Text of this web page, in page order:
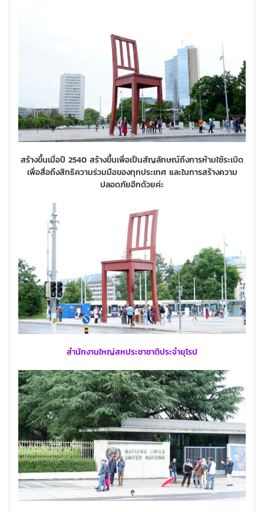
สร้างขึ้นเมื่อปี 2540 สร้างขึ้นเพื่อเป็นสัญลักษณ์ถึงการห้ามใช้ระเบิด
เพื่อสื่อถึงสิทธิความร่วมมือของทุกประเทศ และในการสร้างความ
ปลอดภัยอีกด้วยค่ะ
สำนักงานใหญ่สหประชาชาติประจำยุโรป